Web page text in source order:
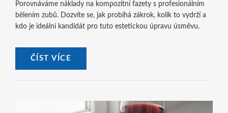
Porovnáváme náklady na kompozitní fazety s profesionálním
bělením zubů. Dozvíte se, jak probíhá zákrok, kolik to vydrží a
kdo je ideální kandidát pro tuto estetickou úpravu úsměvu.
ČÍST VÍCE